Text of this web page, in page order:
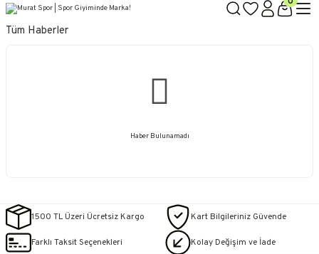
Tüm Haberler
Haber Bulunamadı
1500 TL Üzeri Ücretsiz Kargo Kart Bilgileriniz Güvende
Farklı Taksit Seçenekleri Kolay Değişim ve İade